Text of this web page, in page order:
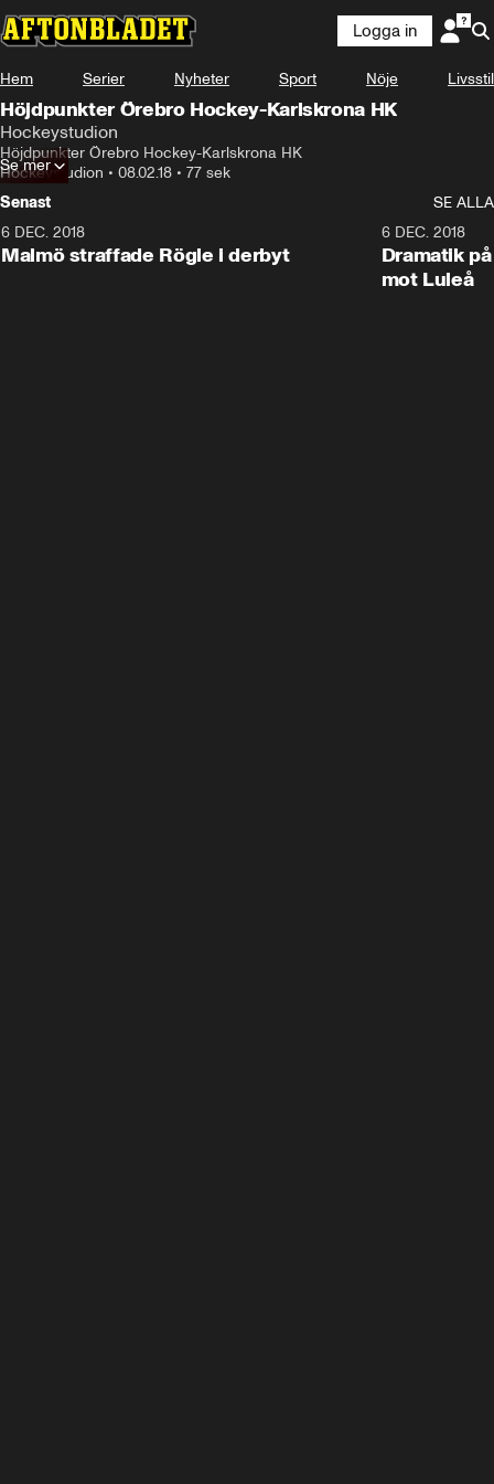
Logga in
Hem Serier Nyheter Sport Nöje Livsstil
Höjdpunkter Örebro Hockey-Karlskrona HK
Hockeystudion
Höjdpunkter Örebro Hockey-Karlskrona HK
Hockeystudion • 08.02.18 • 77 sek
Se mer
Senast
SE ALLA
6 DEC. 2018
Malmö straffade Rögle i derbyt
6 DEC. 2018
Dramatik
mot Luleå